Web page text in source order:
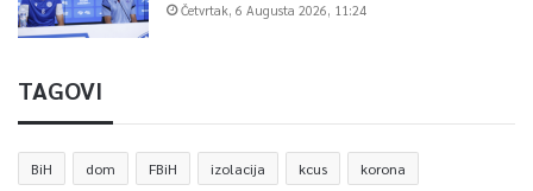
Četvrtak, 6 Augusta 2026, 11:24
TAGOVI
BiH dom FBiH izolacija kcus korona